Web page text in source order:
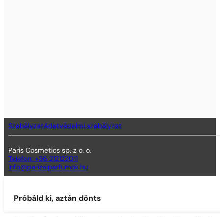
SzabályzatAdatvédelmi szabályzat
Paris Cosmetics sp. z o. o.
Telefon: +36 212122011
info@parizsiparfumok.hu
Próbáld ki, aztán dönts